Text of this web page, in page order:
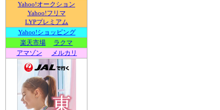
Yahoo!オークション
Yahoo!フリマ
LYPプレミアム
Yahoo!ショッピング
楽天市場
ラクマ
アマゾン
メルカリ